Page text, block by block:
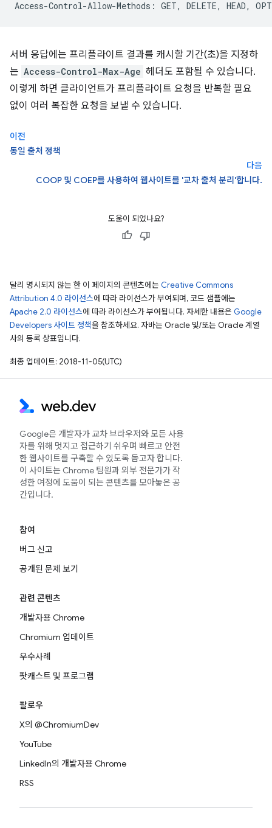
서버 응답에는 프리플라이트 결과를 캐시할 기간(초)을 지정하
는 Access-Control-Max-Age 헤더도 포함될 수 있습니다.
이렇게 하면 클라이언트가 프리플라이트 요청을 반복할 필요
없이 여러 복잡한 요청을 보낼 수 있습니다.
이전
동일 출처 정책
다음
COOP 및 COEP를 사용하여 웹사이트를 '교차 출처 분리'합니다.
도움이 되었나요?
달리 명시되지 않는 한 이 페이지의 콘텐츠에는 Creative Commons
Attribution 4.0 라이선스에 따라 라이선스가 부여되며, 코드 샘플에는
Apache 2.0 라이선스에 따라 라이선스가 부여됩니다. 자세한 내용은 Google
Developers 사이트 정책을 참조하세요. 자바는 Oracle 및/또는 Oracle 계열
사의 등록 상표입니다.
최종 업데이트: 2018-11-05(UTC)
Google은 개발자가 교차 브라우저와 모든 사용
자를 위해 멋지고 접근하기 쉬우며 빠르고 안전
한 웹사이트를 구축할 수 있도록 돕고자 합니다.
이 사이트는 Chrome 팀원과 외부 전문가가 작
성한 여정에 도움이 되는 콘텐츠를 모아놓은 공
간입니다.
참여
버그 신고
공개된 문제 보기
관련 콘텐츠
개발자용 Chrome
Chromium 업데이트
우수사례
팟캐스트 및 프로그램
팔로우
X의 @ChromiumDev
YouTube
LinkedIn의 개발자용 Chrome
RSS